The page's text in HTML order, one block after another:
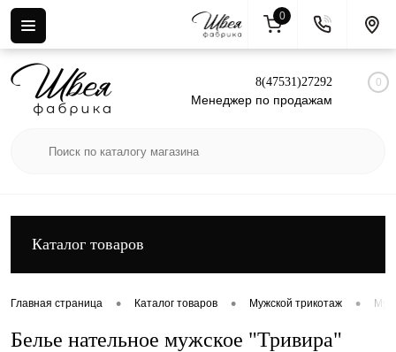
Вход Регистрация
8(47531)27292
Менеджер по продажам
0
Каталог товаров
Главная страница • Каталог товаров • Мужской трикотаж •
Белье нательное мужское "Тривира"
0